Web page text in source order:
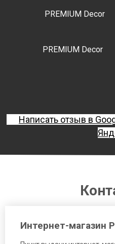
PREMIUM Decor
PREMIUM Decor
Написать отзыв в
Интернет-магазин